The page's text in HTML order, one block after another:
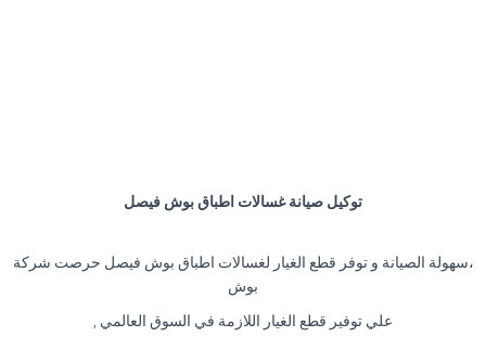
توكيل صيانة غسالات اطباق بوش فيصل
،سهولة الصيانة و توفر قطع الغيار لغسالات اطباق بوش فيصل حرصت شركة
بوش
علي توفير قطع الغيار اللازمة في السوق العالمي ,